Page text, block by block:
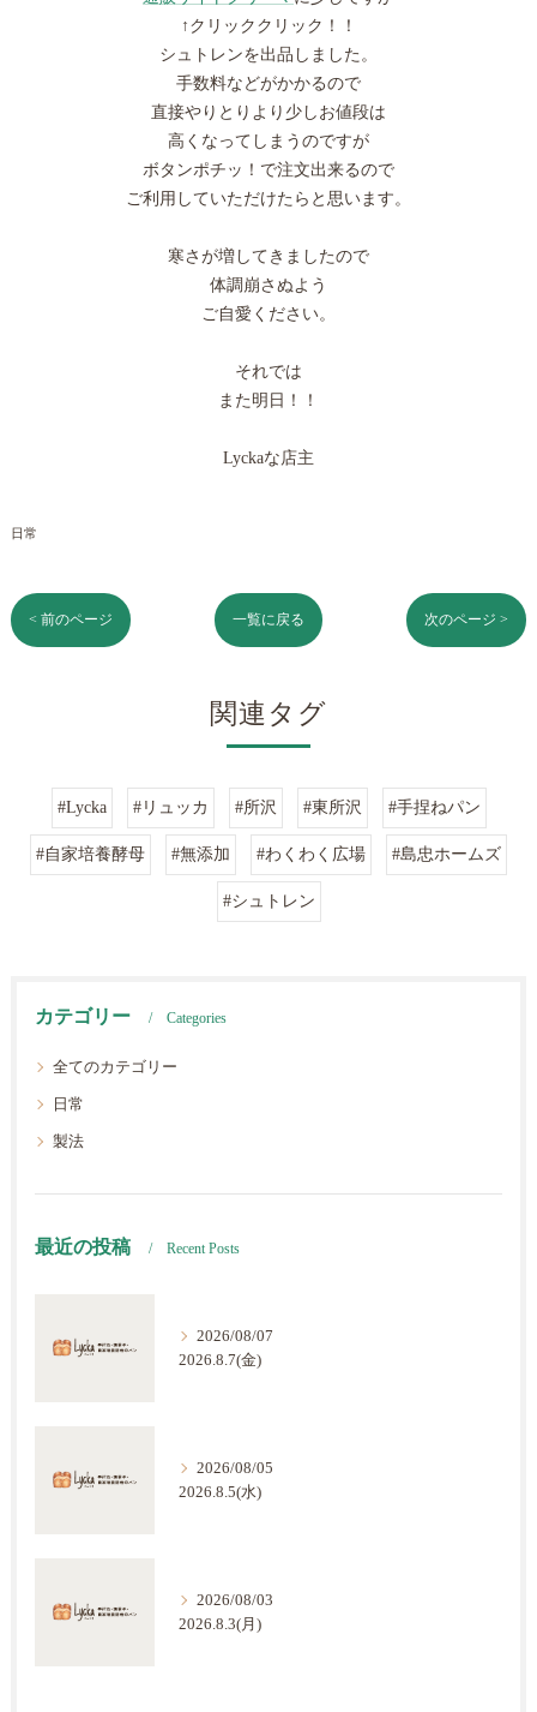
↑クリッククリック！！
シュトレンを出品しました。
手数料などがかかるので
直接やりとりより少しお値段は
高くなってしまうのですが
ボタンポチッ！で注文出来るので
ご利用していただけたらと思います。
寒さが増してきましたので
体調崩さぬよう
ご自愛ください。
それでは
また明日！！
Lyckaな店主
日常
< 前のページ 一覧に戻る 次のページ >
関連タグ
#Lycka #リュッカ #所沢 #東所沢 #手捏ねパン
#自家培養酵母 #無添加 #わくわく広場 #島忠ホームズ
#シュトレン
カテゴリー Categories
全てのカテゴリー
日常
製法
最近の投稿 Recent Posts
2026/08/07
2026.8.7(金)
2026/08/05
2026.8.5(水)
2026/08/03
2026.8.3(月)